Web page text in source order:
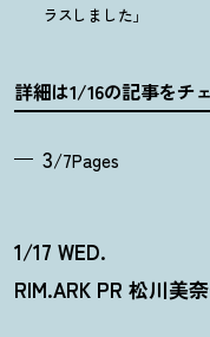
ラスしました」
詳細は1/16の記事をチ
3/7Pages
1/17 WED.
RIM.ARK PR 松川美